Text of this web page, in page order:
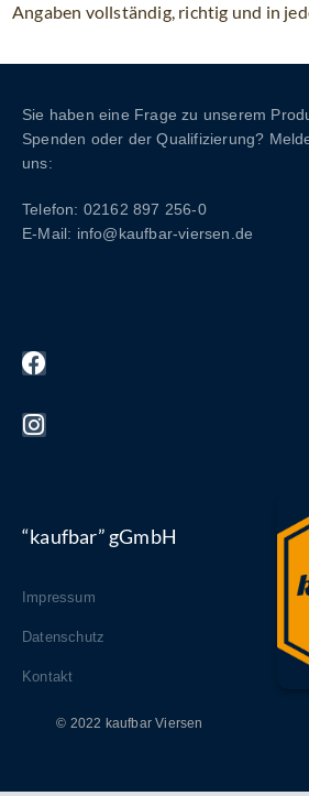
Angaben vollständig, richtig und in
Sie haben eine Frage zu unserem
Spenden oder der Qualifizierung?
uns:
Telefon: 02162 897 256-0
E-Mail: info@kaufbar-viersen.de
“kaufbar” gGmbH
Impressum
Datenschutz
Kontakt
© 2022 kaufbar Viersen